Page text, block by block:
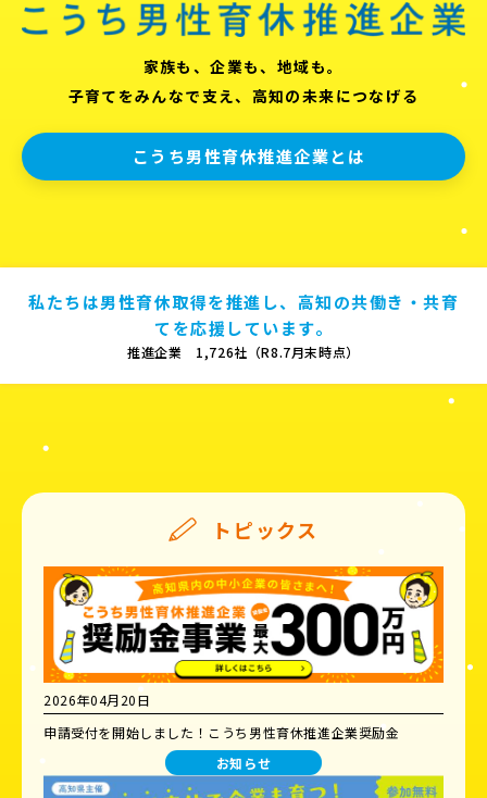
家族も、企業も、地域も。
子育てをみんなで支え、高知の未来につなげる
こうち男性育休推進企業とは
私たちは男性育休取得を推進し、高知の共働き・共育
てを応援しています。
推進企業 1,726社（R8.7月末時点）
トピックス
2026年04月20日
申請受付を開始しました！こうち男性育休推進企業奨励金
お知らせ